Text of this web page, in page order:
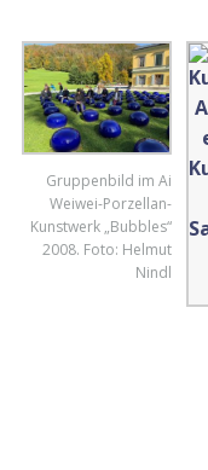
Gruppenbild im Ai
Weiwei-Porzellan-
Kunstwerk „Bubbles“
2008. Foto: Helmut
Nindl